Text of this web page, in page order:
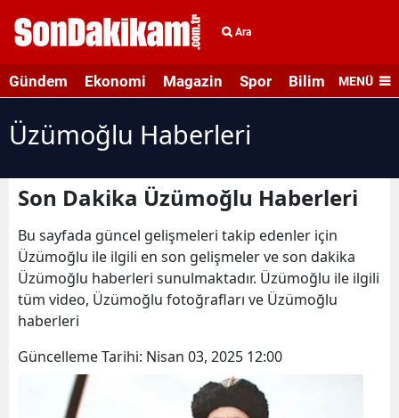
Ara
Gündem Ekonomi Magazin Spor Bilim veMENÜ
Üzümoğlu Haberleri
Son Dakika Üzümoğlu Haberleri
Bu sayfada güncel gelişmeleri takip edenler için
Üzümoğlu ile ilgili en son gelişmeler ve son dakika
Üzümoğlu haberleri sunulmaktadır. Üzümoğlu ile ilgili
tüm video, Üzümoğlu fotoğrafları ve Üzümoğlu
haberleri
Güncelleme Tarihi: Nisan 03, 2025 12:00